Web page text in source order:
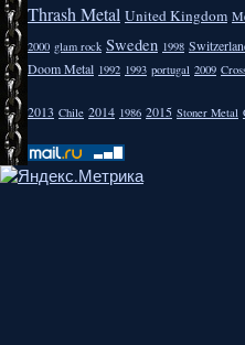
Thrash Metal United Kingdom
2000 glam rock Sweden 1998
Doom Metal 1992 1993 portugal 2009
2013 Chile 2014 1986 2015 Stoner Metal